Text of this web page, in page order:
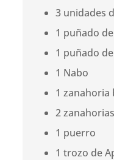
3 unidades
1 puñado
1 puñado
1 Nabo
1 zanahoria
2 zanahorias
1 puerro
1 trozo de